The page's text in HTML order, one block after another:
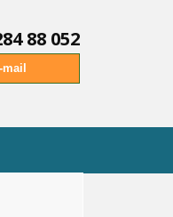
88 052
mail